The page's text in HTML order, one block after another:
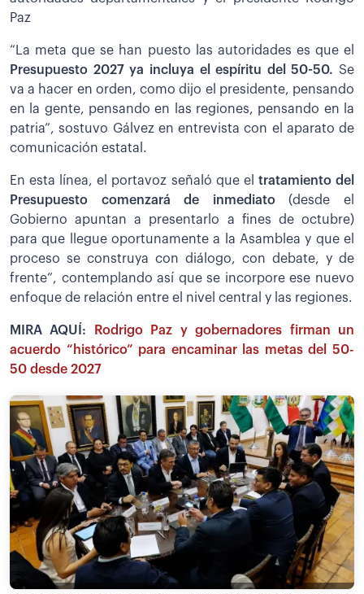
Paz
“La meta que se han puesto las autoridades es que el
Presupuesto 2027 ya incluya el espíritu del 50-50. Se
va a hacer en orden, como dijo el presidente, pensando
en la gente, pensando en las regiones, pensando en la
patria”, sostuvo Gálvez en entrevista con el aparato de
comunicación estatal.
En esta línea, el portavoz señaló que el tratamiento del
Presupuesto comenzará de inmediato(desde el
Gobierno apuntan a presentarlo a fines de octubre)
para que llegue oportunamente a la Asamblea y que el
proceso se construya con diálogo, con debate, y de
frente”, contemplando así que se incorpore ese nuevo
enfoque de relación entre el nivel central y las regiones.
MIRA AQUÍ:
Rodrigo Paz y gobernadores firman un
acuerdo “histórico” para encaminar las metas del 50-
50 desde 2027